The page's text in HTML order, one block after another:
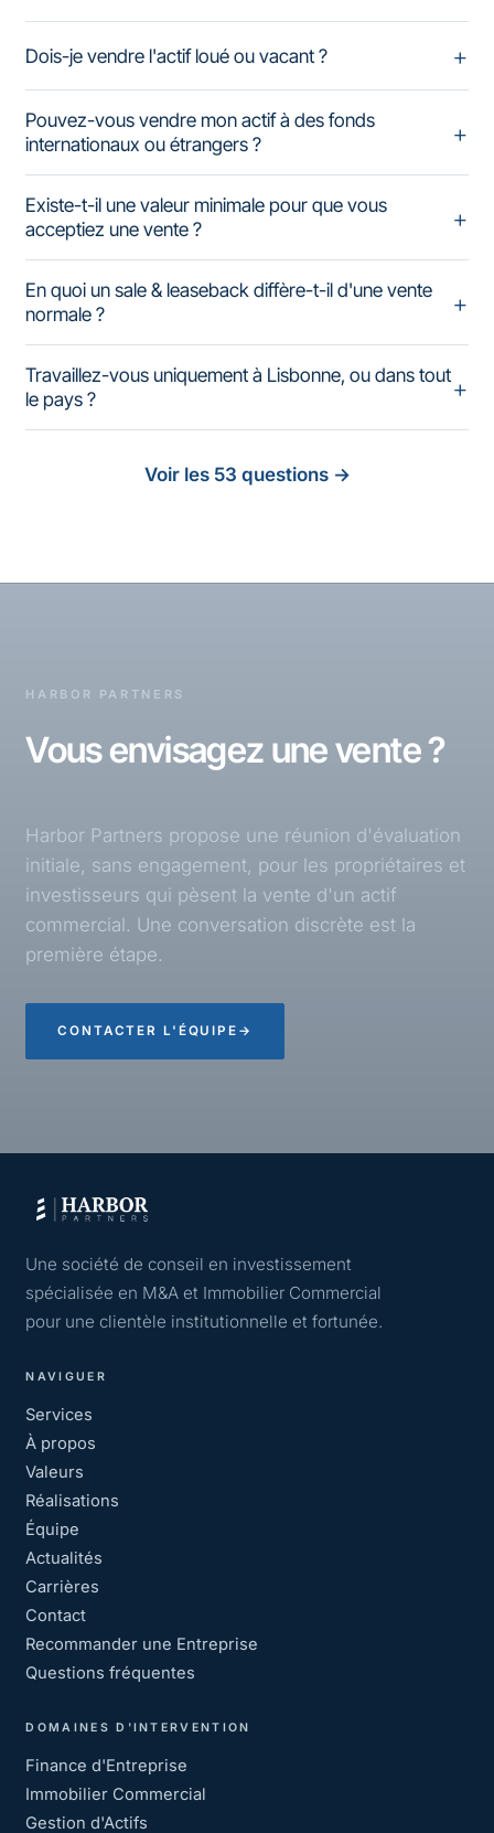
Dois-je vendre l'actif loué ou vacant ?
Pouvez-vous vendre mon actif à des fonds
internationaux ou étrangers ?
Existe-t-il une valeur minimale pour que vous
acceptiez une vente ?
En quoi un sale & leaseback diffère-t-il d'une vente
normale ?
Travaillez-vous uniquement à Lisbonne, ou dans tout
le pays ?
Voir les 53 questions →
HARBOR PARTNERS
Vous envisagez une vente ?
Harbor Partners propose une réunion d'évaluation
initiale, sans engagement, pour les propriétaires et
investisseurs qui pèsent la vente d'un actif
commercial. Une conversation discrète est la
première étape.
CONTACTER L'ÉQUIPE →
Une société de conseil en investissement
spécialisée en M&A et Immobilier Commercial
pour une clientèle institutionnelle et fortunée.
NAVIGUER
Services
À propos
Valeurs
Réalisations
Équipe
Actualités
Carrières
Contact
Recommander une Entreprise
Questions fréquentes
DOMAINES D'INTERVENTION
Finance d'Entreprise
Immobilier Commercial
Gestion d'Actifs